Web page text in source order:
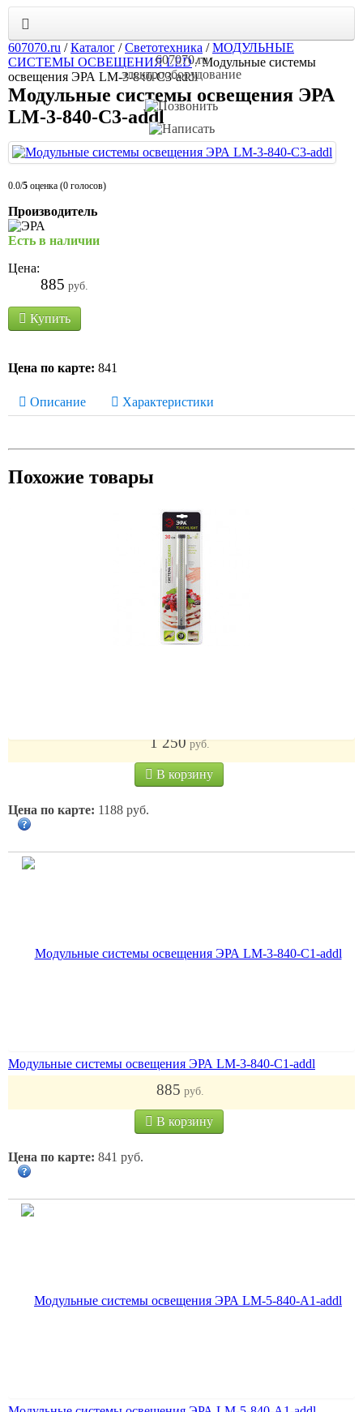
607070.ru
электрооборудование
607070.ru /Каталог /Светотехника /МОДУЛЬНЫЕ
СИСТЕМЫ ОСВЕЩЕНИЯ LED/Модульные системы
освещения ЭРА LM-3-840-C3-addl
Модульные системы освещения ЭРА
LM-3-840-C3-addl
0.0/5 оценка (0 голосов)
Производитель
Есть в наличии
Цена:
885 руб.
Купить
Цена по карте: 841
Описание Характеристики
Похожие товары
1 250 руб.
В корзину
Цена по карте: 1188 руб.
Модульные системы освещения ЭРА LM-3-840-C1-addl
885 руб.
В корзину
Цена по карте: 841 руб.